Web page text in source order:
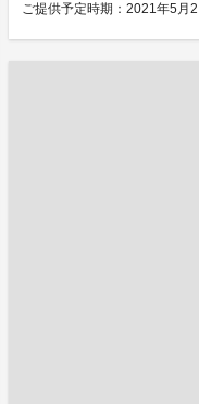
ご提供予定時期：2021年5月2